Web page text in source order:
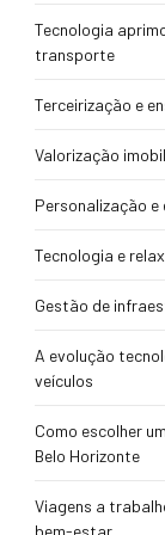
Tecnologia
transporte
Terceirização e
Valorização
Personalização
Tecnologia e
Gestão de
A evolução
veículos
Como escolher
Belo Horizonte
Viagens a
bem-estar